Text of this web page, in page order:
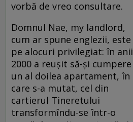
vorbă de vreo consultare.
Domnul Nae, my landlord,
cum ar spune englezii, este
pe alocuri privilegiat: în anii
2000 a reușit să-și cumpere
un al doilea apartament, în
care s-a mutat, cel din
cartierul Tineretului
transformîndu-se într-o